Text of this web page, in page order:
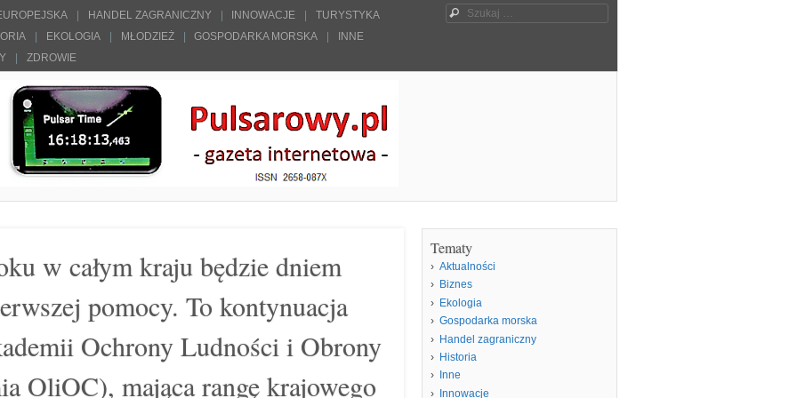
HANDEL ZAGRANICZNY INNOWACJE
TURYSTYKA
EKOLOGIA MŁODZIEŻ GOSPODARKA MORSKA
INNE
ZDROWIE
Szukaj
w całym kraju będzie dniem
pomocy. To kontynuacja
Ochrony Ludności i Obrony
OliOC), mająca rangę krajowego
Tematy
Aktualności
Biznes
Ekologia
Gospodarka morska
Handel zagraniczny
Historia
Inne
Innowacje